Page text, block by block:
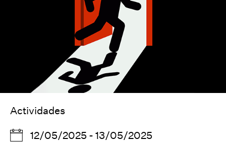
Actividades
12/05/2025 - 13/05/2025